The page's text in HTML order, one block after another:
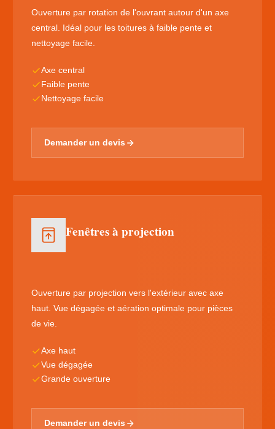
Ouverture par rotation de l'ouvrant autour d'un axe
central. Idéal pour les toitures à faible pente et
nettoyage facile.
Axe central
Faible pente
Nettoyage facile
Demander un devis
Fenêtres à projection
Ouverture par projection vers l'extérieur avec axe
haut. Vue dégagée et aération optimale pour pièces
de vie.
Axe haut
Vue dégagée
Grande ouverture
Demander un devis